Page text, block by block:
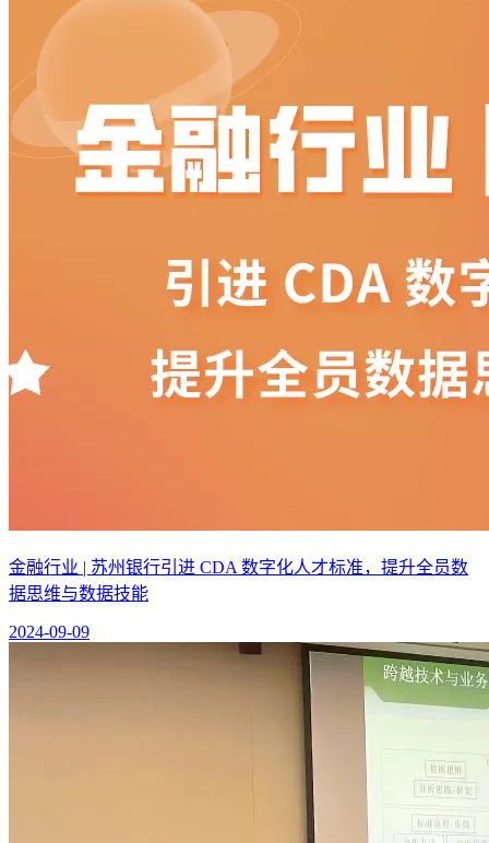
金融行业 | 苏州银行引进 CDA 数字化人才标准，提升全员数
据思维与数据技能
2024-09-09